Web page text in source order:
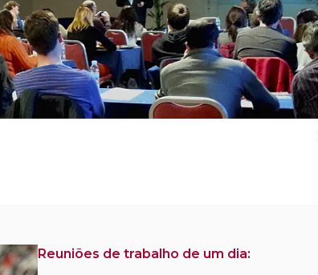
Reuniões de trabalho de um dia: